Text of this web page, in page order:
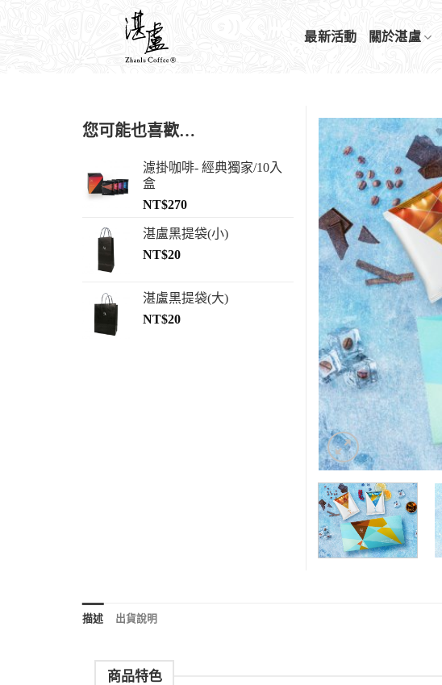
最新活動 關於湛盧
您可能也喜歡…
濾掛咖啡- 經典獨家/10入
盒
NT$270
湛盧黑提袋(小)
NT$20
湛盧黑提袋(大)
NT$20
描述 出貨說明
商品特色